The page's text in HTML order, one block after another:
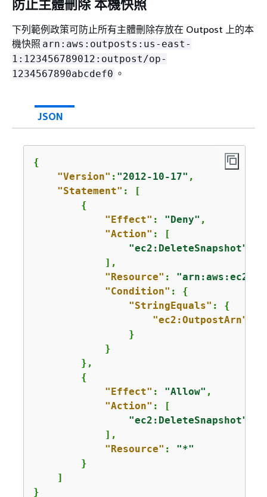
防止主體刪除 本機快照
下列範例政策可防止所有主體刪除存放在 Outpost 上的本
機快照 arn:aws:outposts:us-east-
1:123456789012:outpost/op-
1234567890abcdef0 。
JSON
{
"Version" : "2012-10-17" ,
"Statement" : [
{
"Effect" : "Deny" ,
"Action" : [
"ec2:DeleteSnapshot"
            ],
"Resource" :
"Condition" : {
"StringEquals" : {
"ec2:OutpostArn"
                }
            }
        },
{
"Effect" : "Allow" ,
"Action" : [
"ec2:DeleteSnapshot"
            ],
"Resource" : "*"
        }
    ]
}